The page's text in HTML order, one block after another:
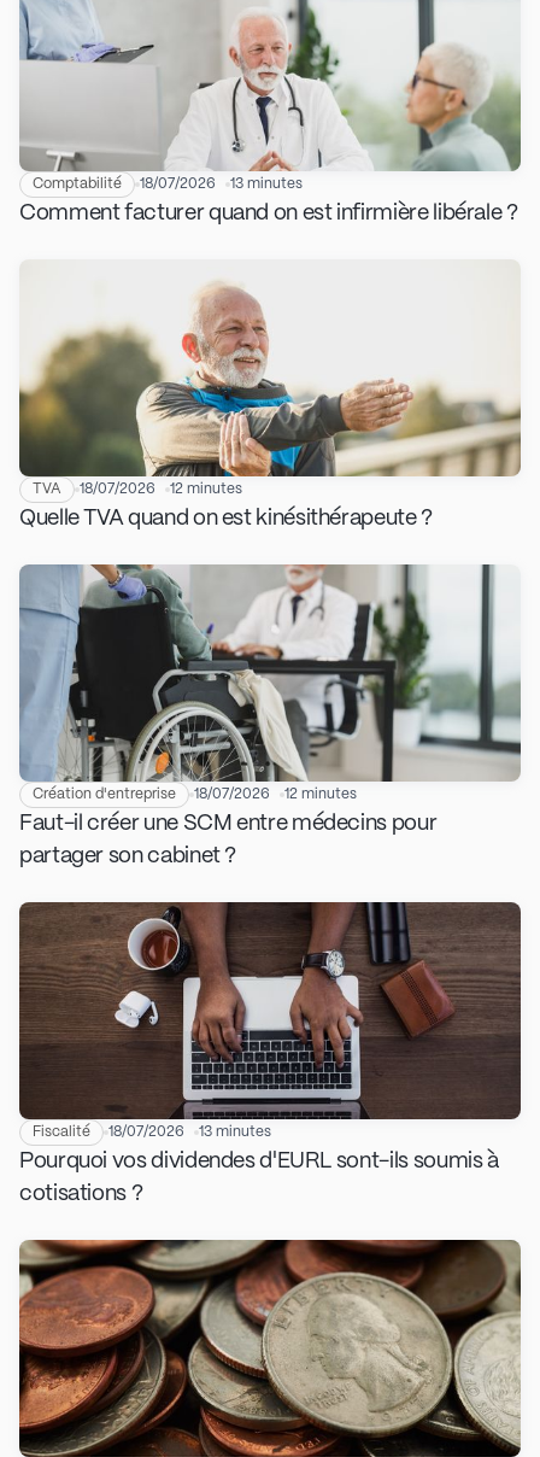
Comptabilité 18/07/2026 13 minutes
Comment facturer quand on est infirmière libérale ?
TVA 18/07/2026 12 minutes
Quelle TVA quand on est kinésithérapeute ?
Création d'entreprise 18/07/2026 12 minutes
Faut-il créer une SCM entre médecins pour
partager son cabinet ?
Fiscalité 18/07/2026 13 minutes
Pourquoi vos dividendes d'EURL sont-ils soumis à
cotisations ?